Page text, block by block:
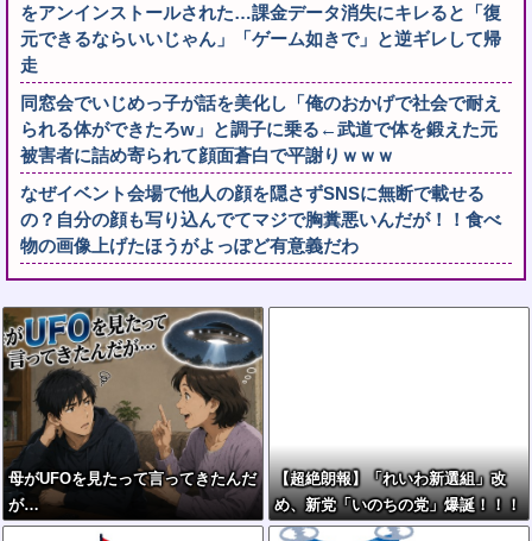
をアンインストールされた…課金データ消失にキレると「復
元できるならいいじゃん」「ゲーム如きで」と逆ギレして帰
走
同窓会でいじめっ子が話を美化し「俺のおかげで社会で耐え
られる体ができたろw」と調子に乗る←武道で体を鍛えた元
被害者に詰め寄られて顔面蒼白で平謝りｗｗｗ
なぜイベント会場で他人の顔を隠さずSNSに無断で載せる
の？自分の顔も写り込んでてマジで胸糞悪いんだが！！食べ
物の画像上げたほうがよっぽど有意義だわ
母がUFOを見たって言ってきたんだ
が…
【超絶朗報】「れいわ新選組」改
め、新党「いのちの党」爆誕！！！
うおおおおおおおお